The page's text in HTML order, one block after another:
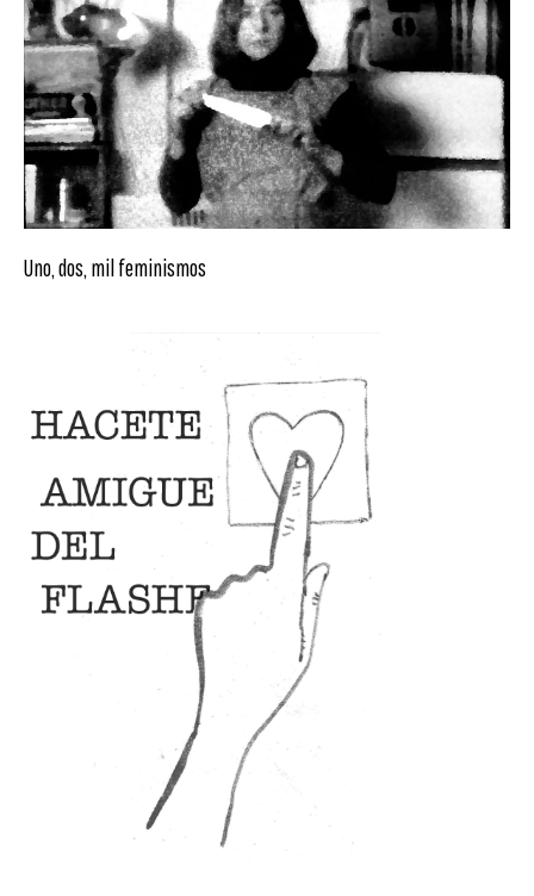
Uno, dos, mil feminismos